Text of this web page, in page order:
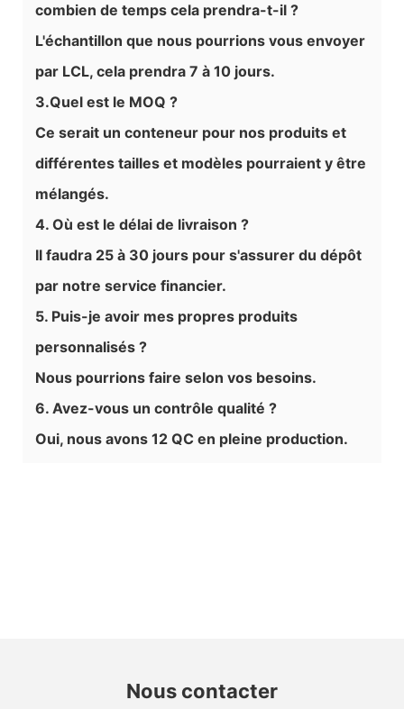
combien de temps cela prendra-t-il ?
L'échantillon que nous pourrions vous envoyer
par LCL, cela prendra 7 à 10 jours.
3.Quel est le MOQ ?
Ce serait un conteneur pour nos produits et
différentes tailles et modèles pourraient y être
mélangés.
4. Où est le délai de livraison ?
Il faudra 25 à 30 jours pour s'assurer du dépôt
par notre service financier.
5. Puis-je avoir mes propres produits
personnalisés ?
Nous pourrions faire selon vos besoins.
6. Avez-vous un contrôle qualité ?
Oui, nous avons 12 QC en pleine production.
Nous contacter